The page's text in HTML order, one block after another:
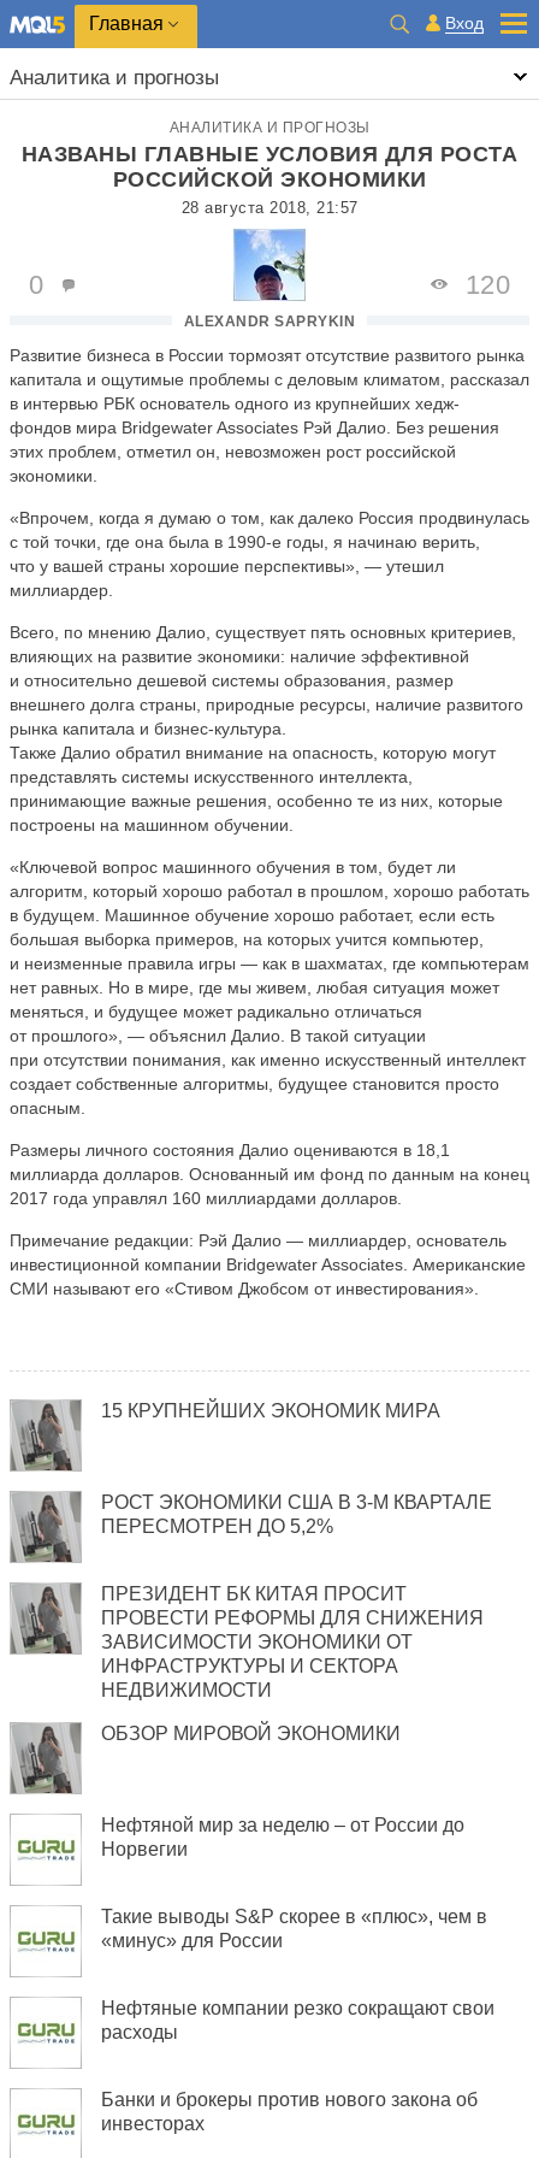
Главная Вход
Аналитика и прогнозы
АНАЛИТИКА И ПРОГНОЗЫ
НАЗВАНЫ ГЛАВНЫЕ УСЛОВИЯ ДЛЯ РОСТА
РОССИЙСКОЙ ЭКОНОМИКИ
28 августа 2018, 21:57
ALEXANDR SAPRYKIN
0 120
Развитие бизнеса в России тормозят отсутствие развитого рынка
капитала и ощутимые проблемы с деловым климатом, рассказал
в интервью РБК основатель одного из крупнейших хедж-
фондов мира Bridgewater Associates Рэй Далио. Без решения
этих проблем, отметил он, невозможен рост российской
экономики.
«Впрочем, когда я думаю о том, как далеко Россия продвинулась
с той точки, где она была в 1990-е годы, я начинаю верить,
что у вашей страны хорошие перспективы», — утешил
миллиардер.
Всего, по мнению Далио, существует пять основных критериев,
влияющих на развитие экономики: наличие эффективной
и относительно дешевой системы образования, размер
внешнего долга страны, природные ресурсы, наличие развитого
рынка капитала и бизнес-культура.
Также Далио обратил внимание на опасность, которую могут
представлять системы искусственного интеллекта,
принимающие важные решения, особенно те из них, которые
построены на машинном обучении.
«Ключевой вопрос машинного обучения в том, будет ли
алгоритм, который хорошо работал в прошлом, хорошо работать
в будущем. Машинное обучение хорошо работает, если есть
большая выборка примеров, на которых учится компьютер,
и неизменные правила игры — как в шахматах, где компьютерам
нет равных. Но в мире, где мы живем, любая ситуация может
меняться, и будущее может радикально отличаться
от прошлого», — объяснил Далио. В такой ситуации
при отсутствии понимания, как именно искусственный интеллект
создает собственные алгоритмы, будущее становится просто
опасным.
Размеры личного состояния Далио оцениваются в 18,1
миллиарда долларов. Основанный им фонд по данным на конец
2017 года управлял 160 миллиардами долларов.
Примечание редакции: Рэй Далио — миллиардер, основатель
инвестиционной компании Bridgewater Associates. Американские
СМИ называют его «Стивом Джобсом от инвестирования».
15 КРУПНЕЙШИХ ЭКОНОМИК МИРА
РОСТ ЭКОНОМИКИ США В 3-М КВАРТАЛЕ
ПЕРЕСМОТРЕН ДО 5,2%
ПРЕЗИДЕНТ БК КИТАЯ ПРОСИТ
ПРОВЕСТИ РЕФОРМЫ ДЛЯ СНИЖЕНИЯ
ЗАВИСИМОСТИ ЭКОНОМИКИ ОТ
ИНФРАСТРУКТУРЫ И СЕКТОРА
НЕДВИЖИМОСТИ
ОБЗОР МИРОВОЙ ЭКОНОМИКИ
Нефтяной мир за неделю – от России до
Норвегии
Такие выводы S&P скорее в «плюс», чем в
«минус» для России
Нефтяные компании резко сокращают свои
расходы
Банки и брокеры против нового закона об
инвесторах